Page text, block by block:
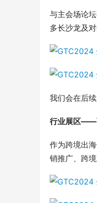
与主会场论
多长沙龙及
我们会在后
行业展区——
作为跨境出
销推广、跨